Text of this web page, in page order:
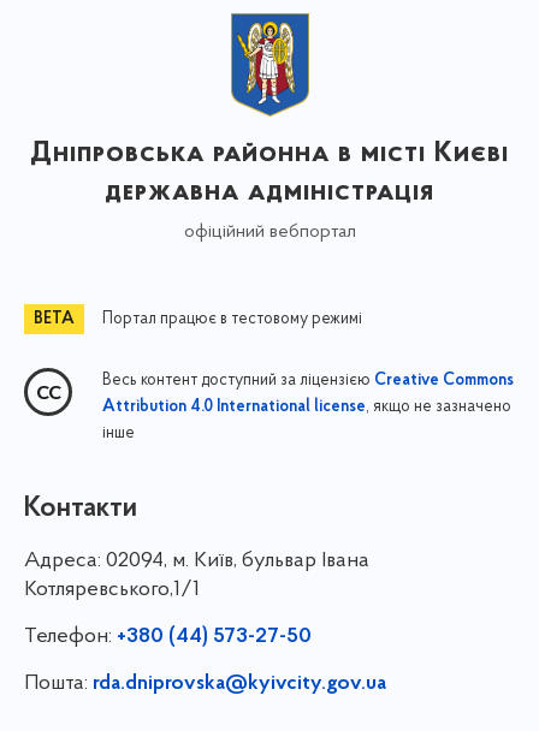
Дніпровська районна в місті Києві
державна адміністрація
офіційний вебпортал
Портал працює в тестовому режимі
Весь контент доступний за ліцензією Creative Commons
Attribution 4.0 International license, якщо не зазначено
інше
Контакти
Адреса: 02094, м. Київ, бульвар Івана
Котляревського,1/1
Телефон: +380 (44) 573-27-50
Пошта: rda.dniprovska@kyivcity.gov.ua